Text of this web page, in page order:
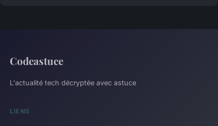
Codeastuce
L'actualité tech décryptée avec astuce
LIENS